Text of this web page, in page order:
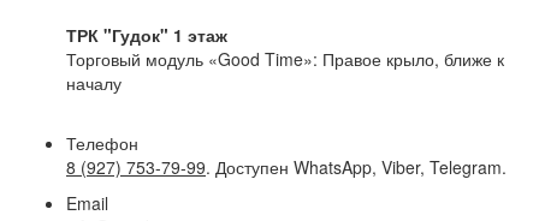
ТРК "Гудок" 1 этаж
Торговый модуль «Good Time»: Правое крыло, ближе к
началу
Телефон
8 (927) 753-79-99. Доступен WhatsApp, Viber, Telegram.
Email